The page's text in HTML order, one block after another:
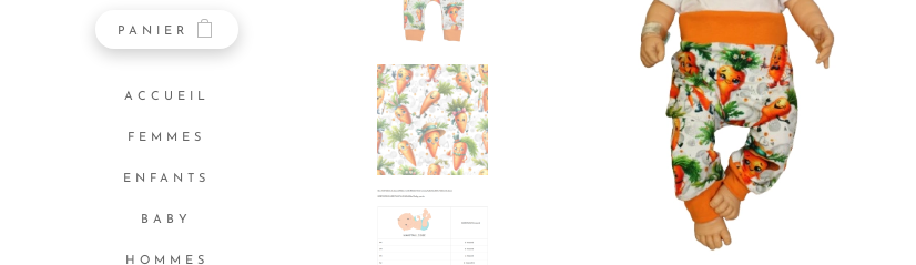
PANIER
ACCUEIL
FEMMES
ENFANTS
BABY
HOMMES